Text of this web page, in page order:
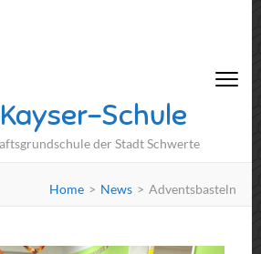
Schule
der Stadt Schwerte
Home > News > Adventsbasteln